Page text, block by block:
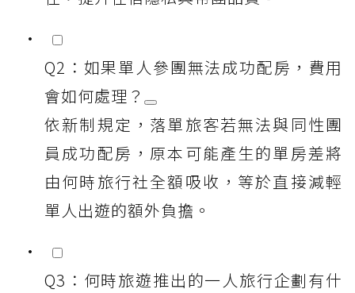
Q2：如果單人參團無法成功配房，費用
會如何處理？
依新制規定，落單旅客若無法與同性團
員成功配房，原本可能產生的單房差將
由何時旅行社全額吸收，等於直接減輕
單人出遊的額外負擔。
Q3：何時旅遊推出的一人旅行企劃有什